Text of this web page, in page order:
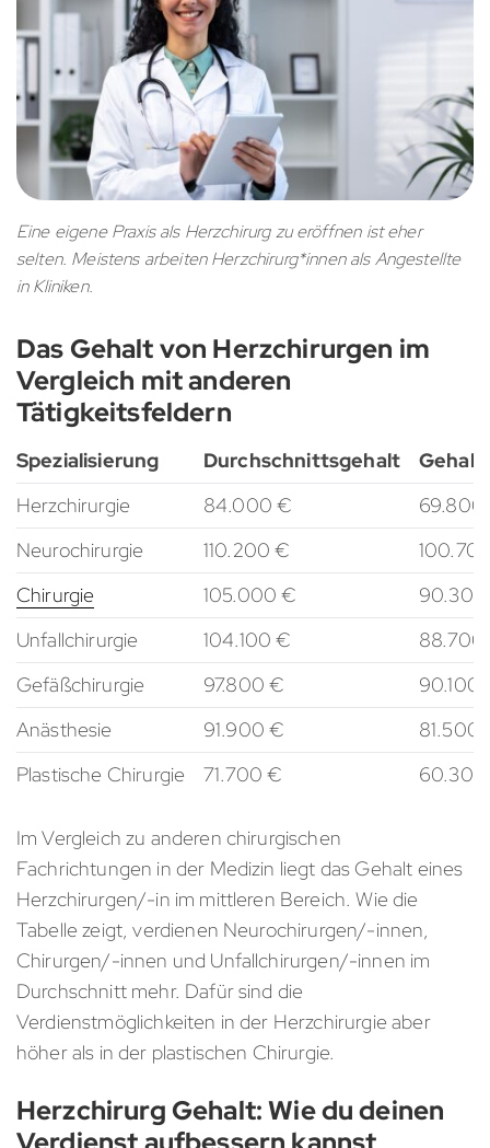
Eine eigene Praxis als Herzchirurg zu eröffnen ist eher
selten. Meistens arbeiten Herzchirurg*innen als Angestellte
in Kliniken.
Das Gehalt von Herzchirurgen im
Vergleich mit anderen
Tätigkeitsfeldern
Spezialisierung Durchschnittsgehalt
Herzchirurgie
84.000 €
Neurochirurgie
110.200 €
Chirurgie
105.000 €
90.300
Unfallchirurgie
104.100 €
88.700
Gefäßchirurgie
97.800 €
90.100
Anästhesie
91.900 €
81.500
Plastische Chirurgie
71.700 €
Im Vergleich zu anderen chirurgischen
Fachrichtungen in der Medizin liegt das Gehalt eines
Herzchirurgen/-in im mittleren Bereich. Wie die
Tabelle zeigt, verdienen Neurochirurgen/-innen,
Chirurgen/-innen und Unfallchirurgen/-innen im
Durchschnitt mehr. Dafür sind die
Verdienstmöglichkeiten in der Herzchirurgie aber
höher als in der plastischen Chirurgie.
Herzchirurg Gehalt: Wie du deinen